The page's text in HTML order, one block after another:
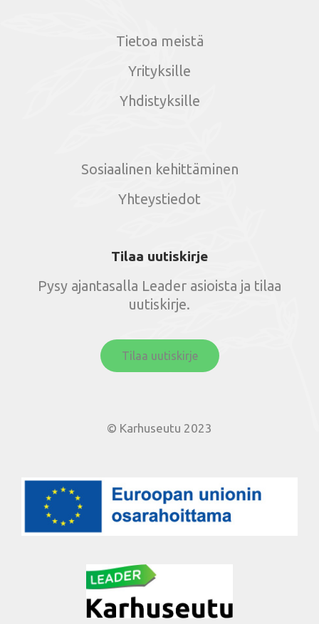
Tietoa meistä
Yrityksille
Yhdistyksille
Sosiaalinen kehittäminen
Yhteystiedot
Tilaa uutiskirje
Pysy ajantasalla Leader asioista ja tilaa
uutiskirje.
Tilaa uutiskirje
© Karhuseutu 2023